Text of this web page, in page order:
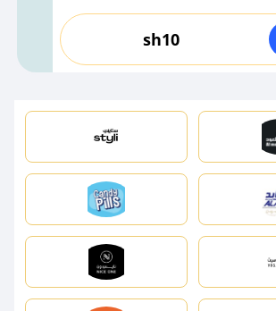
sh10